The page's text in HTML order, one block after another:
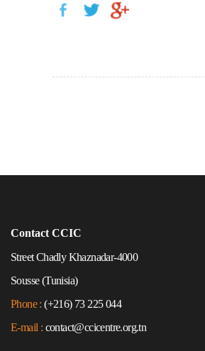
Contact CCIC
Street Chadly Khaznadar-4000
Sousse (Tunisia)
Phone : (+216) 73 225 044
E-mail : contact@ccicentre.org.tn